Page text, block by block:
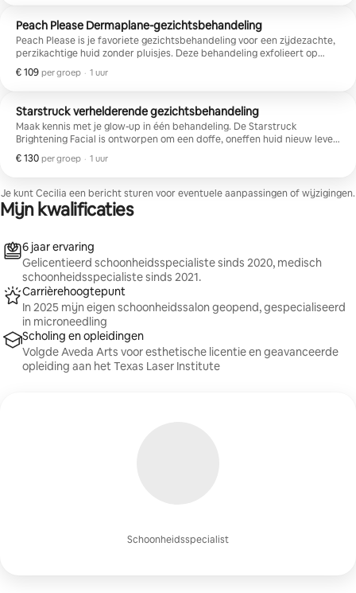
gestreste, vermoeide of doffe huid die een reset en een klein moment
van zelfverzorging nodig heeft.
Peach Please Dermaplane-gezichtsbehandeling
Peach Please is je favoriete gezichtsbehandeling voor een zijdezachte,
perzikachtige huid zonder pluisjes. Deze behandeling exfolieert op
milde wijze de ophoping van dode huidcellen en gezichtshaar, terwijl
de huid diep gehydrateerd en verfrst wordt voor een direct
aanbrengen van make-up, en ideaal voor iedereen die een gladdere
textuur en die schone, gepolijste glans wil.
€ 109 per groep
€ 109 per groep
, · 1 uur
Starstruck verhelderende gezichtsbehandeling
Maak kennis met je glow-up in één behandeling. De Starstruck
Brightening Facial is ontworpen om een doffe, oneffen huid nieuw leven
in te blazen met diepe hydratatie, gerichte verhelderende ingrediënten
en een geavanceerde seruminfusie voor een gladdere, stralendere
teint. Perfect voor pigmentatie, littekens na acne, vermoeide huid en
iedereen die die frisse, van binnenuit verlichte gloed wil zonder
downtime.
€ 130 per groep
€ 130 per groep
, · 1 uur
Je kunt Cecilia een bericht sturen voor eventuele aanpassingen of wijzigingen.
Mijn kwalificaties
Schoonheidsspecialist
6 jaar ervaring
Gelicentieerd schoonheidsspecialiste sinds 2020, medisch
schoonheidsspecialiste sinds 2021.
Carrièrehoogtepunt
In 2025 mijn eigen schoonheidssalon geopend, gespecialiseerd
in microneedling
Scholing en opleidingen
Volgde Aveda Arts voor esthetische licentie en geavanceerde
opleiding aan het Texas Laser Institute